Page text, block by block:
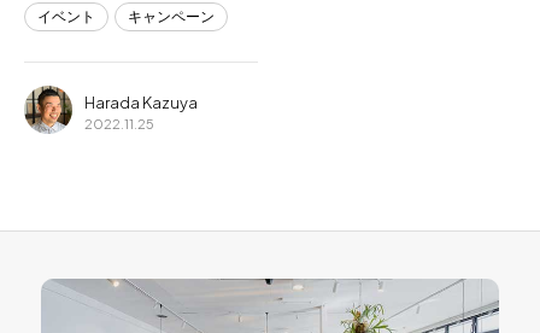
イベント キャンペーン
Harada Kazuya
2022.11.25